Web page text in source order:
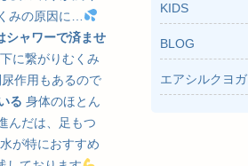
みの原因に…
シャワーで済ませ
に繋がりむくみ
作用もあるので
る 身体のほとん
んだは、足もつ
が特におすすめ
KIDS
BLOG
エアシルクヨガ